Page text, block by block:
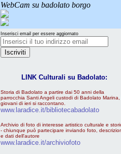
WebCam su badolato borgo
Inserisci email per essere aggiornato
LINK Culturali su Badolato:
Storia di Badolato a partire dai 50 anni della
parrocchia Santi Angeli custodi di Badolato Marina,
giovani di ieri si raccontano.
www.laradice.it/bibliotecabadolato
Archivio di foto di interesse artistico culturale e
- chiunque può partecipare inviando foto,
e dati dell'autore
www.laradice.it/archiviofoto